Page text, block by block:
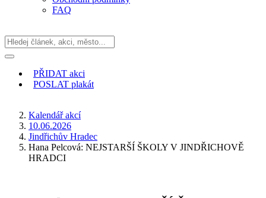
FAQ
PŘIDAT akci
POSLAT plakát
Kalendář akcí
10.06.2026
Jindřichův Hradec
Hana Pelcová: NEJSTARŠÍ ŠKOLY V JINDŘICHOVĚ
HRADCI